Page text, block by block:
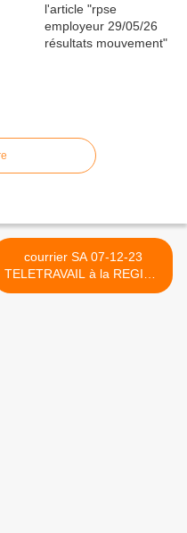
courrier SA 07-12-23
TELETRAVAIL à la REGION
>